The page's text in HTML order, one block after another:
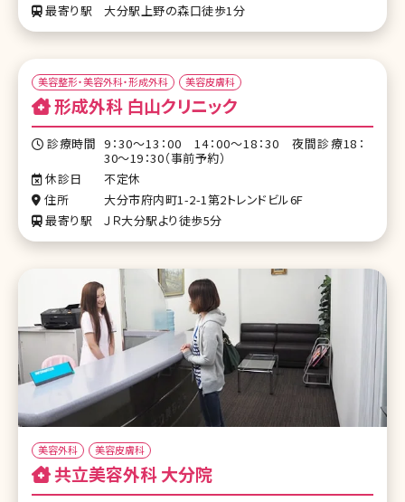
最寄り駅
大分駅上野の森口徒歩1分
美容整形・美容外科・形成外科 美容皮膚科
形成外科 白山クリニック
診療時間 9：30～13：00 14：00～18：30 夜間診療18：
30〜19：30（事前予約）
休診日
不定休
住所
大分市府内町1-2-1第2トレンドビル6F
最寄り駅
ＪＲ大分駅より徒歩5分
美容外科 美容皮膚科
共立美容外科 大分院